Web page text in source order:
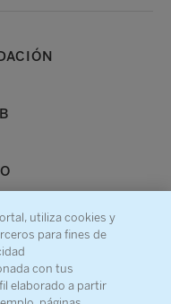
actividad
utiliza cookies y
para fines de
con tus
elaborado a partir